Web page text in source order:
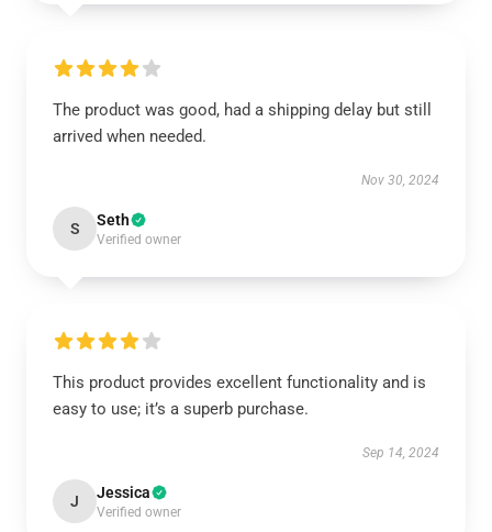
The product was good, had a shipping delay but still
arrived when needed.
Nov 30, 2024
S Seth
Verified owner
This product provides excellent functionality and is
easy to use; it’s a superb purchase.
Sep 14, 2024
J Jessica
Verified owner